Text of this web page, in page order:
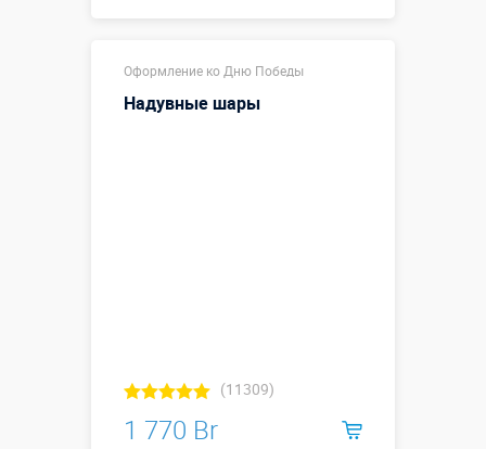
Оформление ко Дню Победы
Надувные шары
(11309)
1 770 Br